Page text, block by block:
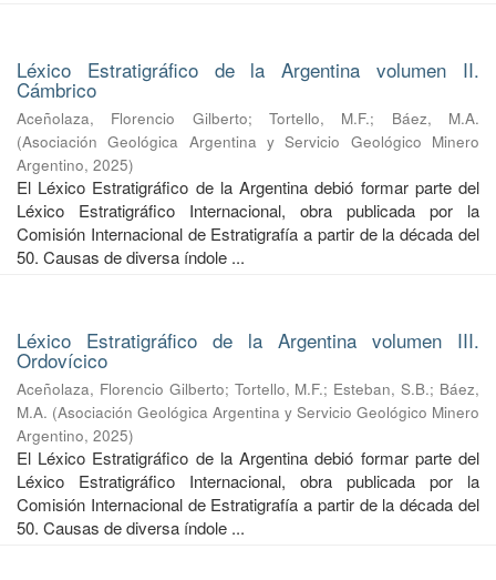
Léxico Estratigráfico de la Argentina volumen II.
Cámbrico
Aceñolaza, Florencio Gilberto;Tortello, M.F.; Báez, M.A.
(Asociación Geológica Argentina y Servicio Geológico Minero
Argentino, 2025)
El Léxico Estratigráfico de la Argentina debió formar parte del
Léxico Estratigráfico Internacional, obra publicada por la
Comisión Internacional de Estratigrafía a partir de la década del
50. Causas de diversa índole ...
Léxico Estratigráfico de la Argentina volumen III.
Ordovícico
Aceñolaza, Florencio Gilberto; Tortello, M.F.; Esteban, S.B.; Báez,
M.A. (Asociación Geológica Argentina y Servicio Geológico Minero
Argentino, 2025)
El Léxico Estratigráfico de la Argentina debió formar parte del
Léxico Estratigráfico Internacional, obra publicada por la
Comisión Internacional de Estratigrafía a partir de la década del
50. Causas de diversa índole ...